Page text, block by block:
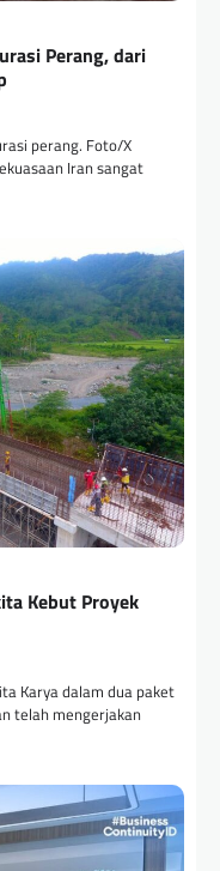
Perang, dari
perang. Foto/X
Iran sangat
Kebut Proyek
Karya dalam dua paket
telah mengerjakan